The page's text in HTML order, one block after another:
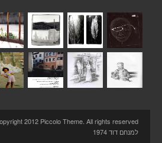
למנחם דוד 1974